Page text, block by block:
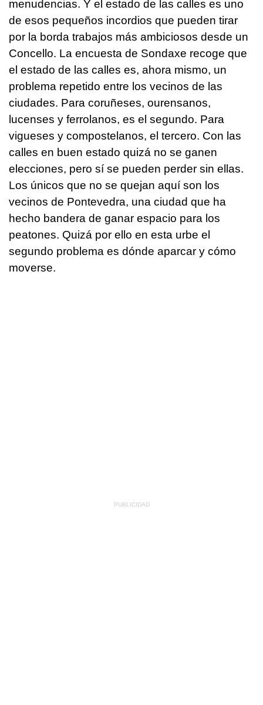
menudencias. Y el estado de las calles es uno
de esos pequeños incordios que pueden tirar
por la borda trabajos más ambiciosos desde un
Concello. La encuesta de Sondaxe recoge que
el estado de las calles es, ahora mismo, un
problema repetido entre los vecinos de las
ciudades. Para coruñeses, ourensanos,
lucenses y ferrolanos, es el segundo. Para
vigueses y compostelanos, el tercero. Con las
calles en buen estado quizá no se ganen
elecciones, pero sí se pueden perder sin ellas.
Los únicos que no se quejan aquí son los
vecinos de Pontevedra, una ciudad que ha
hecho bandera de ganar espacio para los
peatones. Quizá por ello en esta urbe el
segundo problema es dónde aparcar y cómo
moverse.